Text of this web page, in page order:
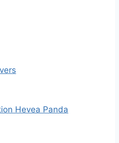
Hevea Panda